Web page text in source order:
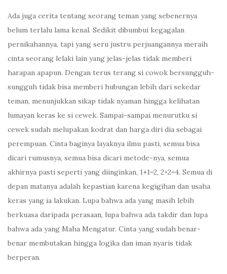
Ada juga cerita tentang seorang teman yang sebenernya
belum terlalu lama kenal. Sedikit dibumbui kegagalan
pernikahannya, tapi yang seru justru perjuangannya meraih
cinta seorang lelaki lain yang jelas-jelas tidak memberi
harapan apapun. Dengan terus terang si cowok bersungguh-
sungguh tidak bisa memberi hubungan lebih dari sekedar
teman, menunjukkan sikap tidak nyaman hingga kelihatan
lumayan keras ke si cewek. Sampai-sampai menurutku si
cewek sudah melupakan kodrat dan harga diri dia sebagai
perempuan. Cinta baginya layaknya ilmu pasti, semua bisa
dicari rumusnya, semua bisa dicari metode-nya, semua
akhirnya pasti seperti yang diinginkan, 1+1=2, 2×2=4. Semua di
depan matanya adalah kepastian karena kegigihan dan usaha
keras yang ia lakukan. Lupa bahwa ada yang masih lebih
berkuasa daripada perasaan, lupa bahwa ada takdir dan lupa
bahwa ada yang Maha Mengatur. Cinta yang sudah benar-
benar membutakan hingga logika dan iman nyaris tidak
berperan.